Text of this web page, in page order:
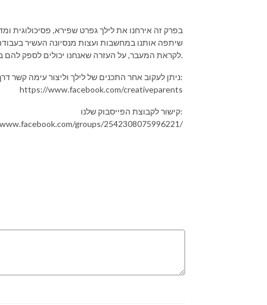
בפרק זה אירחנו את לילך גפרט שפירא, פסיכולוגית
שיתפה אותנו במחשבות ועצות מנסיונה העשיר
לקראת המעבר, על העזרה שאנחנו יכולים לספק להם במקום החדש, על היתרונות של רילוקיישן עבור ילדינו ועוד.
ניתן לעקוב אחר התכנים של לילך וליצור עימה קשר דרך העמוד "הורות יצירתית" בפייסבוק:
https://www.facebook.com/creativeparents
קישור לקבוצת הפייסבוק שלנו:
groups/2542308075996221/